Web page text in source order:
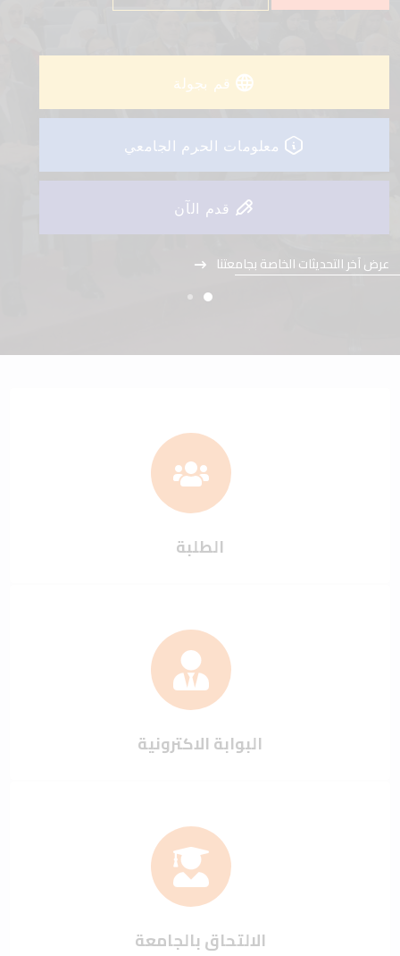
قم بجولة
معلومات الحرم الجامعي
قدم الآن
عرض آخر التحديثات الخاصة بجامعتنا
عرض آخر التحديثات الخاصة بجامعتنا
الطلبة
البوابة الاكترونية
الالتحاق بالجامعة